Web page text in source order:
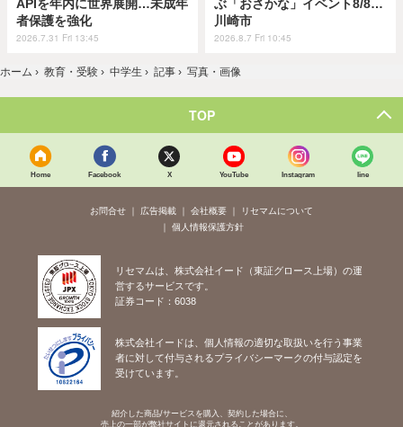
APIを年内に世界展開…未成年
者保護を強化
2026.7.31 Fri 13:45
ぶ「おさかな」イベント8/8…
川崎市
2026.8.7 Fri 10:45
ホーム › 教育・受験 › 中学生 › 記事 › 写真・画像
TOP
Home Facebook X YouTube Instagram line
お問合せ 広告掲載 会社概要
リセマムについて
個人情報保護方針
リセマムは、株式会社イード（東証グロース上場）の運
営するサービスです。
証券コード：6038
株式会社イードは、個人情報の適切な取扱いを行う事業
者に対して付与されるプライバシーマークの付与認定を
受けています。
紹介した商品/サービスを購入、契約した場合に、
売上の一部が弊社サイトに還元されることがあります。